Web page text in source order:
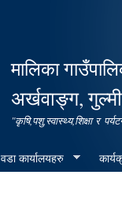
मालिका
अर्खवाङ्ग,
"कृषि,पशु,स्वास्थ्य,शिक्षा र
वडा कार्यालयहरु